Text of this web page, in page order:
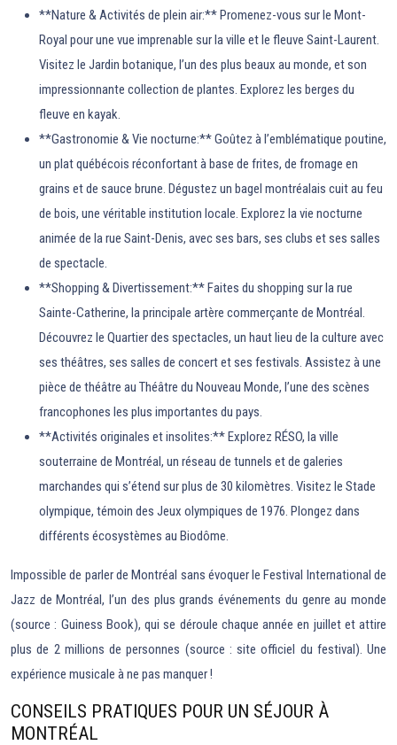
**Nature & Activités de plein air:** Promenez-vous sur le Mont-
Royal pour une vue imprenable sur la ville et le fleuve Saint-Laurent.
Visitez le Jardin botanique, l’un des plus beaux au monde, et son
impressionnante collection de plantes. Explorez les berges du
fleuve en kayak.
**Gastronomie & Vie nocturne:** Goûtez à l’emblématique poutine,
un plat québécois réconfortant à base de frites, de fromage en
grains et de sauce brune. Dégustez un bagel montréalais cuit au feu
de bois, une véritable institution locale. Explorez la vie nocturne
animée de la rue Saint-Denis, avec ses bars, ses clubs et ses salles
de spectacle.
**Shopping & Divertissement:** Faites du shopping sur la rue
Sainte-Catherine, la principale artère commerçante de Montréal.
Découvrez le Quartier des spectacles, un haut lieu de la culture avec
ses théâtres, ses salles de concert et ses festivals. Assistez à une
pièce de théâtre au Théâtre du Nouveau Monde, l’une des scènes
francophones les plus importantes du pays.
**Activités originales et insolites:** Explorez RÉSO, la ville
souterraine de Montréal, un réseau de tunnels et de galeries
marchandes qui s’étend sur plus de 30 kilomètres. Visitez le Stade
olympique, témoin des Jeux olympiques de 1976. Plongez dans
différents écosystèmes au Biodôme.
Impossible de parler de Montréal sans évoquer le Festival International de
Jazz de Montréal, l’un des plus grands événements du genre au monde
(source : Guiness Book), qui se déroule chaque année en juillet et attire
plus de 2 millions de personnes (source : site officiel du festival). Une
expérience musicale à ne pas manquer !
CONSEILS PRATIQUES POUR UN SÉJOUR À
MONTRÉAL